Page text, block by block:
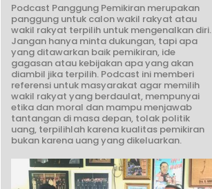
Podcast Panggung Pemikiran merupakan
panggung untuk calon wakil rakyat atau
wakil rakyat terpilih untuk mengenalkan diri.
Jangan hanya minta dukungan, tapi apa
yang ditawarkan baik pemikiran, ide
gagasan atau kebijakan apa yang akan
diambil jika terpilih. Podcast ini memberi
referensi untuk masyarakat agar memilih
wakil rakyat yang berdaulat, mempunyai
etika dan moral dan mampu menjawab
tantangan di masa depan, tolak politik
uang, terpilihlah karena kualitas pemikiran
bukan karena uang yang dikeluarkan.